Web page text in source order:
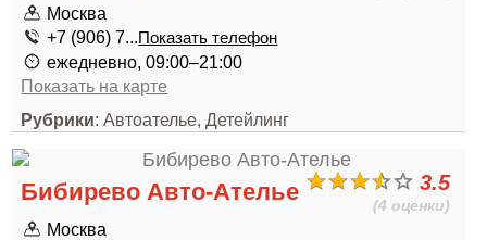
Москва
+7 (906) 7...Показать телефон
ежедневно, 09:00–21:00
Показать на карте
Рубрики: Автоателье, Детейлинг
3.5
(4 оценки)
Бибирево Авто-Ателье
Москва